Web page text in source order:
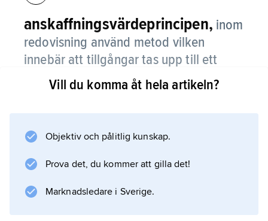
anskaffningsvärdeprincipen, inom
redovisning använd metod vilken
innebär att tillgångar tas upp till ett
värde som motsvarar de utgifter man
haft för köpet eller tillverkningen av
anskaffningsvärdet.
Vill du komma åt hela artikeln?
Objektiv och pålitlig kunskap.
Prova det, du kommer att gilla det!
Marknadsledare i Sverige.